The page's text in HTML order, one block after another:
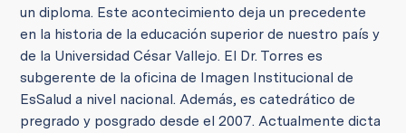
un diploma. Este acontecimiento deja un precedente
en la historia de la educación superior de nuestro país y
de la Universidad César Vallejo. El Dr. Torres es
subgerente de la oficina de Imagen Institucional de
EsSalud a nivel nacional. Además, es catedrático de
pregrado y posgrado desde el 2007. Actualmente dicta